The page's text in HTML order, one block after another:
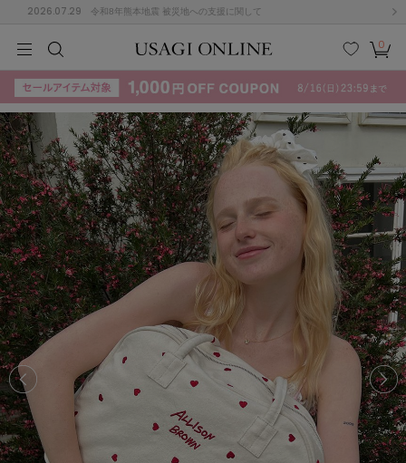
2026.07.29 令和8年熊本地震 被災地への支援に関して
検索
お気
に入
カー
ト
0
KIDSBABYBEAUTYLIFE STYLE
(715)
(3074)
ス/ドレス (1179)
(570)
ームウェア (535)
(121)
(2005)
KIDSBABYBEAUTYLIFE STYLE
B C D E F G
I J K L M
P Q R S T U
W X Y Z
ACYM
アシーム
adidas
アディダス